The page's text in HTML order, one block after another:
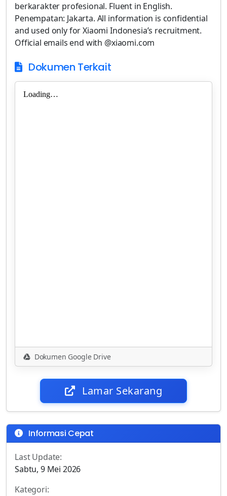
berkarakter profesional. Fluent in English.
Penempatan: Jakarta. All information is confidential
and used only for Xiaomi Indonesia’s recruitment.
Official emails end with @xiaomi.com
Dokumen Terkait
Dokumen Google Drive
Lamar Sekarang
Informasi Cepat
Last Update:
Sabtu, 9 Mei 2026
Kategori: